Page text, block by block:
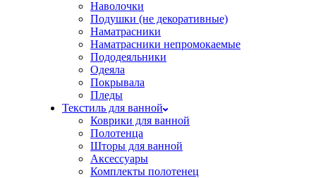
Наволочки
Подушки (не декоративные)
Наматрасники
Наматрасники непромокаемые
Пододеяльники
Одеяла
Покрывала
Пледы
Текстиль для ванной
Коврики для ванной
Полотенца
Шторы для ванной
Аксессуары
Комплекты полотенец